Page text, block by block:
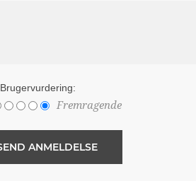
Brugervurdering:
Fremragende